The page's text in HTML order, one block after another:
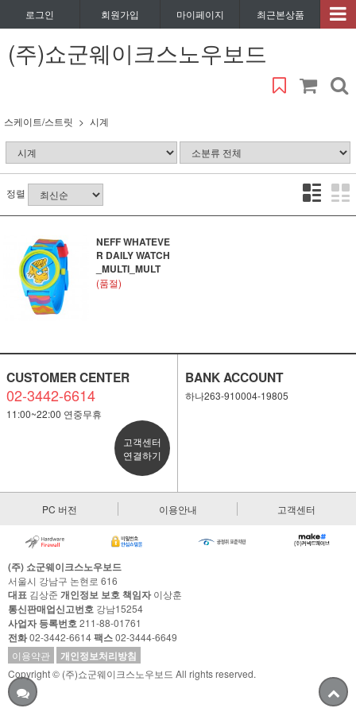
로그인 회원가입 마이페이지 최근본상품
(주)쇼군웨이크스노우보드
스케이트/스트릿 시계
정렬
NEFF WHATEVE
R DAILY WATCH
_MULTI_MULT
(품절)
CUSTOMER CENTER
02-3442-6614
11:00~22:00 연중무휴
고객센터
연결하기
BANK ACCOUNT
하나263-910004-19805
PC 버전 이용안내 고객센터
(주) 쇼군웨이크스노우보드
서울시 강남구 논현로 616
대표 김상준 개인정보 보호 책임자이상훈
통신판매업신고번호 강남15254
사업자 등록번호211-88-01761
전화02-3442-6614팩스02-3444-6649
이용약관
개인정보처리방침
Copyright © (주)쇼군웨이크스노우보드 All rights reserved.